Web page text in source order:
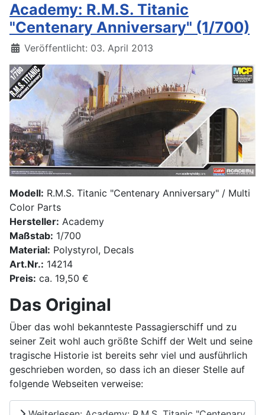
Academy: R.M.S. Titanic
"Centenary Anniversary" (1/700)
Details
Veröffentlicht: 03. April 2013
Modell: R.M.S. Titanic "Centenary Anniversary" / Multi
Color Parts
Hersteller: Academy
Maßstab: 1/700
Material: Polystyrol, Decals
Art.Nr.: 14214
Preis: ca. 19,50 €
Das Original
Über das wohl bekannteste Passagierschiff und zu
seiner Zeit wohl auch größte Schiff der Welt und seine
tragische Historie ist bereits sehr viel und ausführlich
geschrieben worden, so dass ich an dieser Stelle auf
folgende Webseiten verweise: